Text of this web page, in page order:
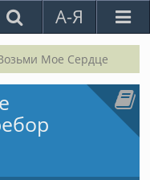
А-Я
Мое Сердце